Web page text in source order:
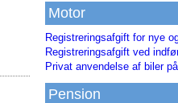
Motor
Registreringsafgift for nye
Registreringsafgift ved
Privat anvendelse af biler
Pension